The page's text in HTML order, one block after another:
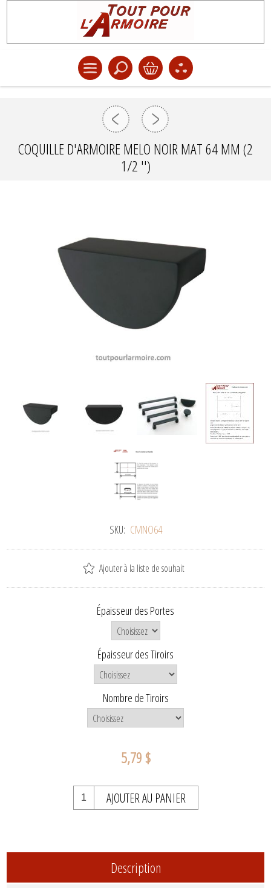
COQUILLE D'ARMOIRE MELO NOIR MAT 64 MM (2
1/2 '')
SKU: CMNO64
Ajouter à la liste de souhait
Épaisseur des Portes
Épaisseur des Tiroirs
Nombre de Tiroirs
5,79 $
AJOUTER AU PANIER
Description